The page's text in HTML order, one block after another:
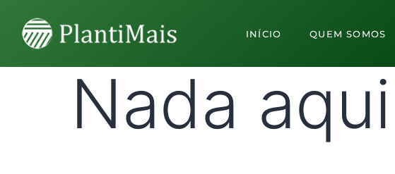
INÍCIO QUEM SOMOS
Nada aqui